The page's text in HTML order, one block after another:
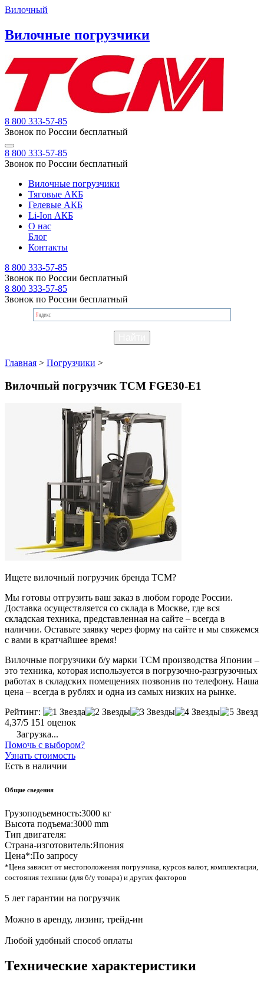
Вилочный
Вилочные погрузчики
8 800 333-57-85
Звонок по России бесплатный
8 800 333-57-85
Звонок по России бесплатный
Вилочные погрузчики
Тяговые АКБ
Гелевые АКБ
Li-Ion АКБ
О нас
Блог
Контакты
8 800 333-57-85
Звонок по России бесплатный
8 800 333-57-85
Звонок по России бесплатный
Главная > Погрузчики >
Вилочный погрузчик TCM FGE30-E1
Ищете вилочный погрузчик бренда TCM?
Мы готовы отгрузить ваш заказ в любом городе России.
Доставка осуществляется со склада в Москве, где вся
складская техника, представленная на сайте – всегда в
наличии. Оставьте заявку через форму на сайте и мы свяжемся
с вами в кратчайшее время!
Вилочные погрузчики б/у марки TCM производства Японии –
это техника, которая используется в погрузочно-разгрузочных
работах в складских помещениях позвонив по телефону. Наша
цена – всегда в рублях и одна из самых низких на рынке.
Рейтинг:
4,37/5 151 оценок
Загрузка...
Помочь с выбором?
Узнать стоимость
Есть в наличии
Общие сведения
Грузоподъемность:3000 кг
Высота подъема:3000 mm
Тип двигателя:
Страна-изготовитель:Япония
Цена*:По запросу
*Цена зависит от местоположения погрузчика, курсов валют, комплектации,
состояния техники (для б/у товара) и других факторов
5 лет гарантии на погрузчик
Можно в аренду, лизинг, трейд-ин
Любой удобный способ оплаты
Технические характеристики